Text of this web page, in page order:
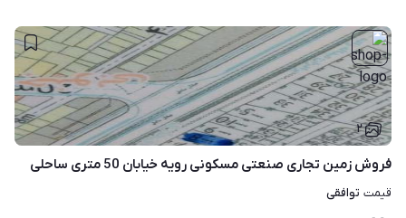
۲
فروش زمین تجاری صنعتی مسکونی رویه خیابان 50 متری ساحلی
قیمت توافقی